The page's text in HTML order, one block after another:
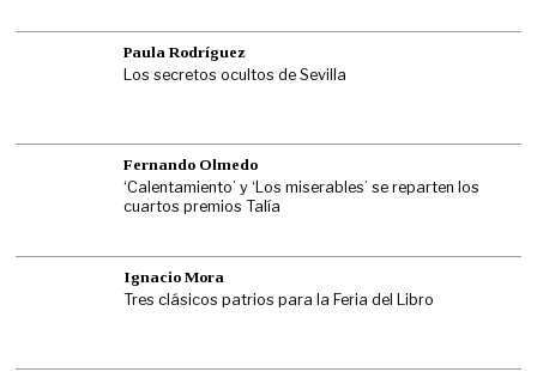
Paula Rodríguez
Los secretos ocultos de Sevilla
Fernando Olmedo
‘Calentamiento’ y ‘Los miserables’ se reparten los
cuartos premios Talía
Ignacio Mora
Tres clásicos patrios para la Feria del Libro